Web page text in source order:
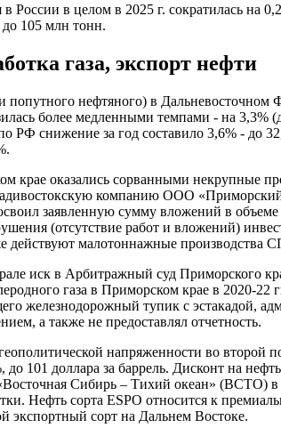
России в целом в 2025 г. сократилась на
105 млн тонн.
газа, экспорт нефти
попутного нефтяного) в
более медленными темпами - на
РФ снижение за год составило 3,6% - до
крае оказались сорванными некрупные
компанию ООО «Приморский
заявленную сумму вложений в
(отсутствие работ и вложений)
действуют малотоннажные
иск в Арбитражный суд Приморского
газа в Приморском крае в 2020-
железнодорожный тупик с эстакадой,
а также не предоставлял отчетность.
напряженности во второй
101 доллара за баррель. Дисконт на
Сибирь – Тихий океан» (ВСТО)
Нефть сорта ESPO относится к
экспортный сорт на Дальнем Востоке.